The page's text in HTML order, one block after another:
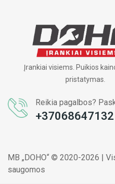
Įrankiai visiems. Puikios
pristatymas.
Reikia pagalbos?
+37068647132
MB „DOHO“ © 2020-2026 |
saugomos